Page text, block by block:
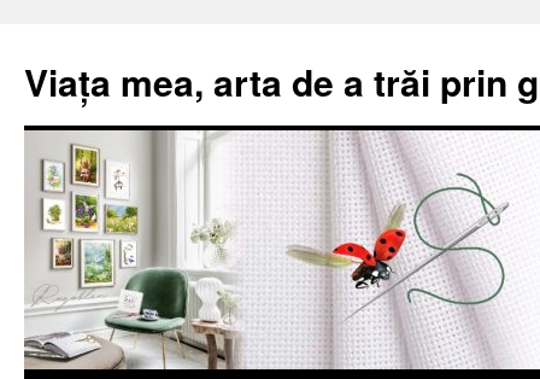
Viața mea, arta de a trăi prin